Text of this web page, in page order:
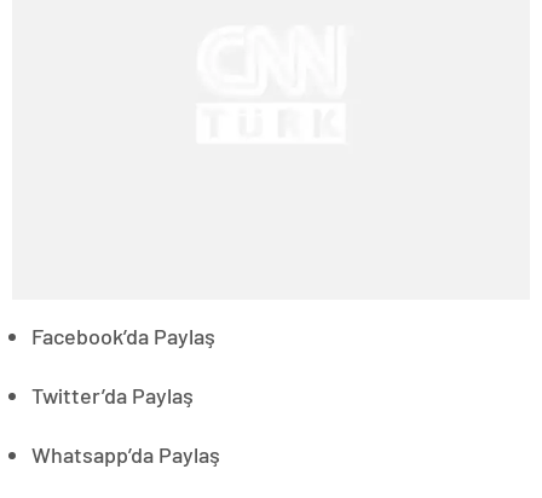
Facebook’da Paylaş
Twitter’da Paylaş
Whatsapp’da Paylaş